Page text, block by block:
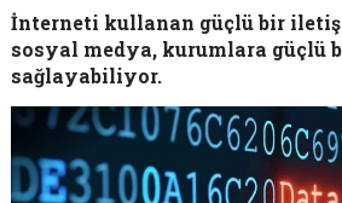
İnterneti kullanan güçlü bir
sosyal medya, kurumlara güçlü
sağlayabiliyor.